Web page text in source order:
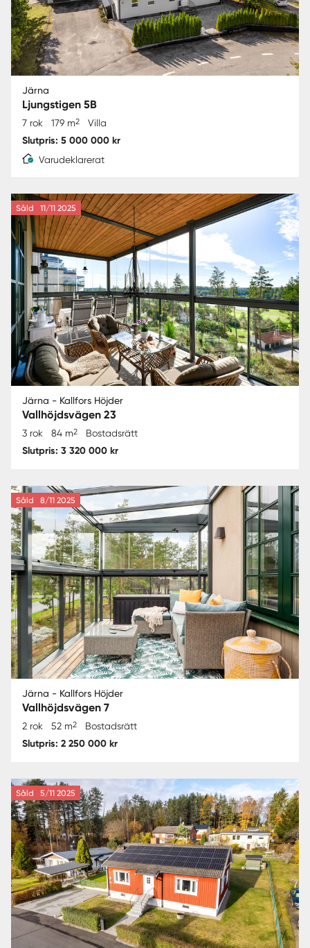
Järna
Ljungstigen 5B
7 rok 179 m2 Villa
Slutpris: 5 000 000 kr
Varudeklarerat
Såld 11/11 2025
Järna - Kallfors Höjder
Vallhöjdsvägen 23
3 rok 84 m2 Bostadsrätt
Slutpris: 3 320 000 kr
Såld 8/11 2025
Järna - Kallfors Höjder
Vallhöjdsvägen 7
2 rok 52 m2 Bostadsrätt
Slutpris: 2 250 000 kr
Såld 5/11 2025